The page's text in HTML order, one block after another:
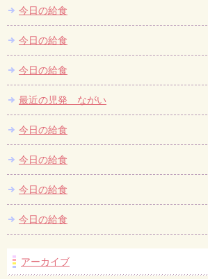
今日の給食
今日の給食
今日の給食
最近の児発 ながい
今日の給食
今日の給食
今日の給食
今日の給食
アーカイブ